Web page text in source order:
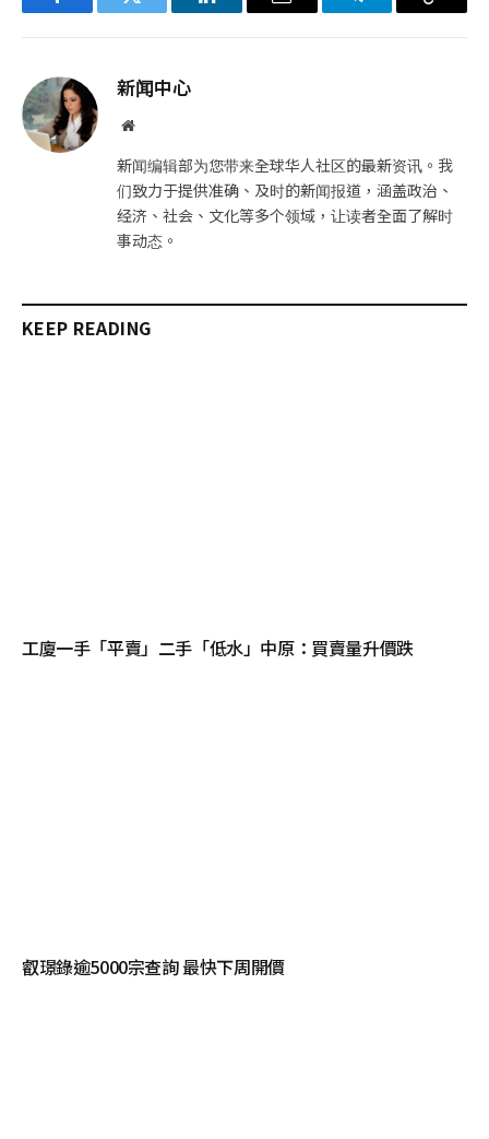
FacebookTwitter LinkedIn电
Telegram复
新闻中心
网
新闻编辑部为您带来全球华人社区的最新资讯。我
们致力于提供准确、及时的新闻报道，涵盖政治、
经济、社会、文化等多个领域，让读者全面了解时
事动态。
KEEP READING
工廈一手「平賣」二手「低水」中原：買賣量升價跌
叡璟錄逾5000宗查詢 最快下周開價